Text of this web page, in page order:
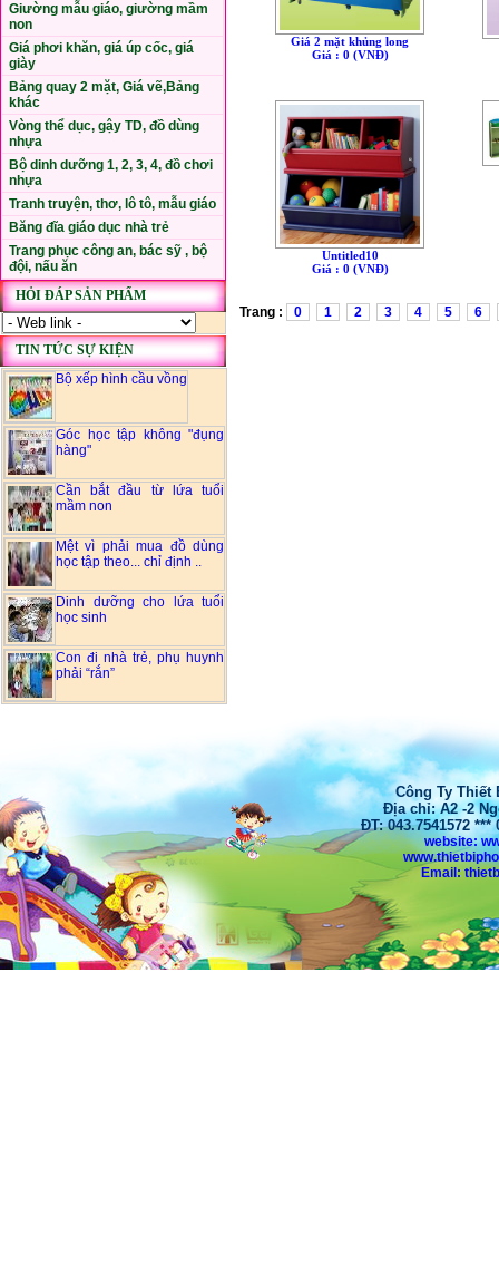
Giường mẫu giáo, giường mầm
non
Giá phơi khăn, giá úp cốc, giá
giày
Bảng quay 2 mặt, Giá vẽ,Bảng
khác
Vòng thể dục, gậy TD, đồ dùng
nhựa
Bộ dinh dưỡng 1, 2, 3, 4, đồ chơi
nhựa
Tranh truyện, thơ, lô tô, mẫu giáo
Băng đĩa giáo dục nhà trẻ
Trang phục công an, bác sỹ , bộ
đội, nấu ăn
HỎI ĐÁP SẢN PHẨM
TIN TỨC SỰ KIỆN
Bộ xếp hình cầu vồng
Góc học tập không "đụng
hàng"
Cần bắt đầu từ lứa tuổi
mầm non
Mệt vì phải mua đồ dùng
học tập theo... chỉ định ..
Dinh dưỡng cho lứa tuổi
học sinh
Con đi nhà trẻ, phụ huynh
phải “rắn”
Giá 2 mặt khủng long
Giá : 0 (VNÐ)
Untitled10
Giá : 0 (VNÐ)
Trang : 0 1 2 3 4 5 6
Công Ty Thiết
Địa chỉ: A2 -2
ĐT: 043.7541572 ***
website:
Email: